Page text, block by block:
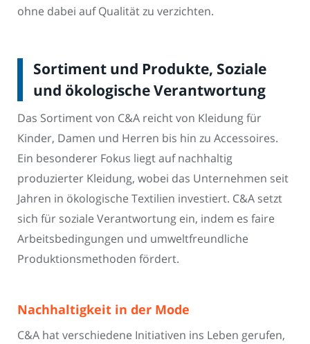
ohne dabei auf Qualität zu verzichten.
Sortiment und Produkte, Soziale
und ökologische Verantwortung
Das Sortiment von C&A reicht von Kleidung für
Kinder, Damen und Herren bis hin zu Accessoires.
Ein besonderer Fokus liegt auf nachhaltig
produzierter Kleidung, wobei das Unternehmen seit
Jahren in ökologische Textilien investiert. C&A setzt
sich für soziale Verantwortung ein, indem es faire
Arbeitsbedingungen und umweltfreundliche
Produktionsmethoden fördert.
Nachhaltigkeit in der Mode
C&A hat verschiedene Initiativen ins Leben gerufen,